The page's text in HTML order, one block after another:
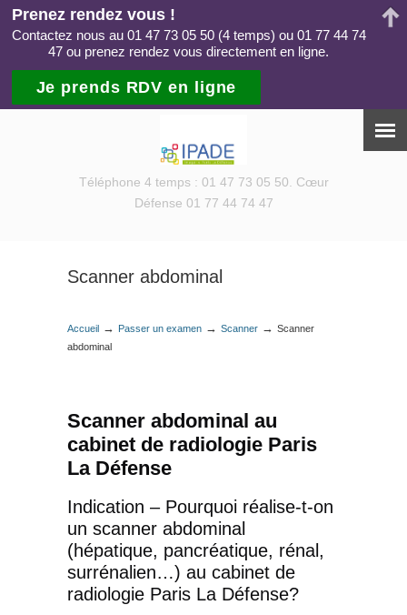
Téléphone 4 temps : 01 47 73 05 50. Cœur
Défense 01 77 44 74 47
Scanner abdominal
Accueil → Passer un examen → Scanner → Scanner
abdominal
Scanner abdominal au
cabinet de radiologie Paris
La Défense
Indication – Pourquoi réalise-t-on
un scanner abdominal
(hépatique, pancréatique, rénal,
surrénalien…) au cabinet de
radiologie Paris La Défense?
Prenez rendez vous !
Contactez nous au 01 47 73 05 50 (4 temps) ou 01 77 44 74
47 ou prenez rendez vous directement en ligne.
Je prends RDV en ligne